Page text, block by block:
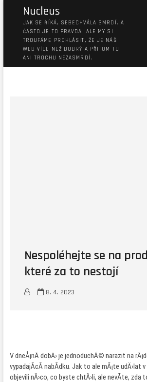
Nucleus
JAK SE ŘÍKÁ, SEBECHVÁLA SMRDÍ. A
ČASTO JE TO PRAVDA. ALE MY SI
TROUFÁME PROHLÁSIT, ŽE JE NÁŠ
WEB VÍCE NEŽ DOBRÝ A PŘITOM TO
ANI TROCHU NEZASMRDÍ.
Nespoléhejte se na
které za to nestojí
8. 4. 2023
V dneÅ¡nÃ­ dobÄ› je jednoduchÃ© narazit na
vypadajÃ­cÃ­ nabÃ­dku. Jak to ale mÃ¡te udÄ›lat
objevili nÄ›co, co byste chtÄ›li, ale nevÃ­te,